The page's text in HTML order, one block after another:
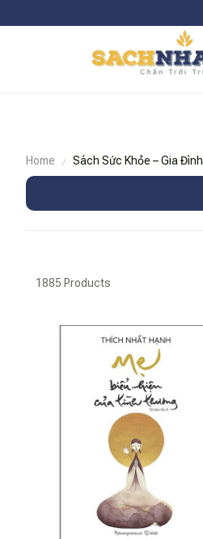
Home Sách Sức Khỏe – Gia Đình
1885 Products